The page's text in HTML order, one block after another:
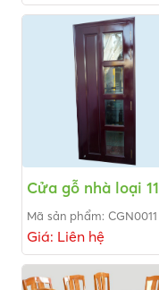
Cửa gỗ nhà loại 11
Mã sản phẩm: CGN0011
Giá: Liên hệ